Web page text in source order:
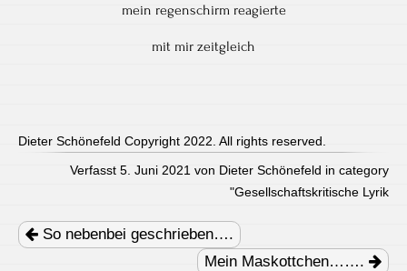
mein regenschirm reagierte
mit mir zeitgleich
Dieter Schönefeld Copyright 2022. All rights reserved.
Verfasst 5. Juni 2021 von Dieter Schönefeld in category
"Gesellschaftskritische Lyrik
navigation
So nebenbei geschrieben….
Mein Maskottchen…….